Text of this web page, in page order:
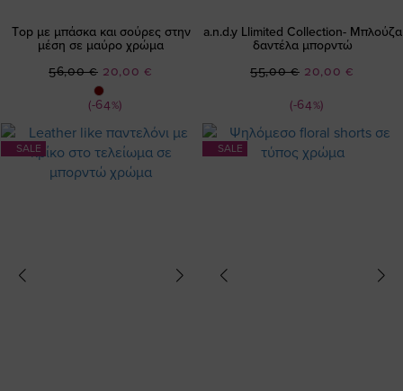
Τop με μπάσκα και σούρες στην
μέση σε μαύρο χρώμα
(-64%)
Ειδική
Τιμή
20,00 €
56,00 €
a.n.d.y Llimited Collection- Μπλούζα
δαντέλα μπορντώ
(-64%)
Ειδική
20,00 €
55,00 €
SALE SALE